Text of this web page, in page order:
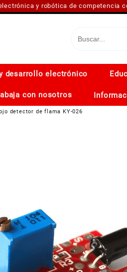
y robótica de competencia
desarrollo electrónico
con nosotros
detector de flama KY-026